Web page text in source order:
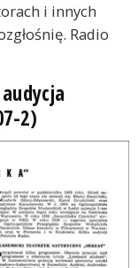
i innych
Radio
2)